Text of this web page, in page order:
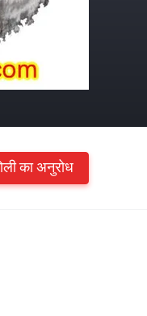
का अनुरोध